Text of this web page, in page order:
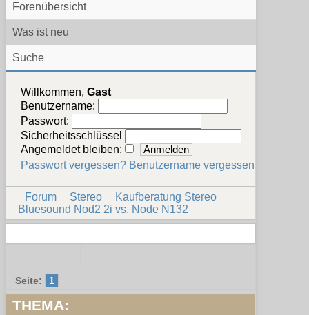
Forenübersicht
Was ist neu
Suche
Willkommen, Gast
Benutzername:
Passwort:
Sicherheitsschlüssel
Angemeldet bleiben:
Passwort vergessen? Benutzername vergessen?
Forum Stereo
Kaufberatung Stereo
Bluesound Nod2 2i vs. Node N132
Seite: 1
THEMA: